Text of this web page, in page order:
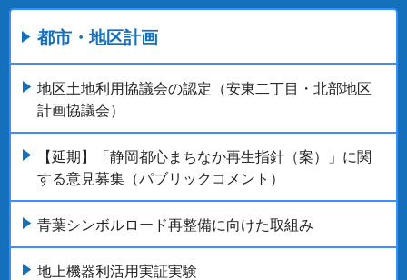
都市・地区計画
地区土地利用協議会の認定（安東二丁目・北部地区
計画協議会）
【延期】「静岡都心まちなか再生指針（案）」に関
する意見募集（パブリックコメント）
青葉シンボルロード再整備に向けた取組み
地上機器利活用実証実験